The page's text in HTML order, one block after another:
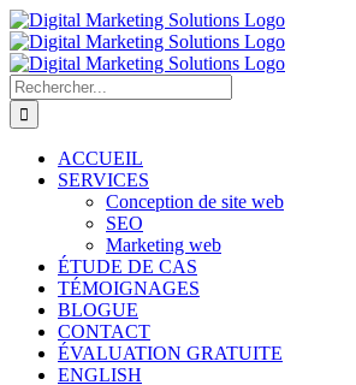
Passer
au
contenu
Rechercher:
ACCUEIL
SERVICES
Conception de site web
SEO
Marketing web
ÉTUDE DE CAS
TÉMOIGNAGES
BLOGUE
CONTACT
ÉVALUATION GRATUITE
ENGLISH